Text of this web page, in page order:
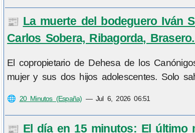
📰 La muerte del bodeguero Iván
Carlos Sobera, Ribagorda,
El copropietario de Dehesa de los
mujer y sus dos hijos adolescentes. Solo
🌐 20 Minutos (España) —Jul 6, 2026 06:51
📰 El día en 15 minutos: El último